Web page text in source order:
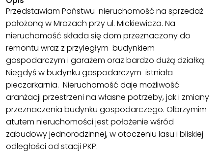
Przedstawiam Państwu nieruchomość na sprzedaż
położoną w Mrozach przy ul. Mickiewicza. Na
nieruchomość składa się dom przeznaczony do
remontu wraz z przyległym budynkiem
gospodarczym i garażem oraz bardzo dużą działką.
Niegdyś w budynku gospodarczym istniała
pieczarkarnia. Nieruchomość daje możliwość
aranżacji przestrzeni na własne potrzeby, jak i zmiany
przeznaczenia budynku gospodarczego. Olbrzymim
atutem nieruchomości jest położenie wśród
zabudowy jednorodzinnej, w otoczeniu lasu i bliskiej
odległości od stacji PKP.